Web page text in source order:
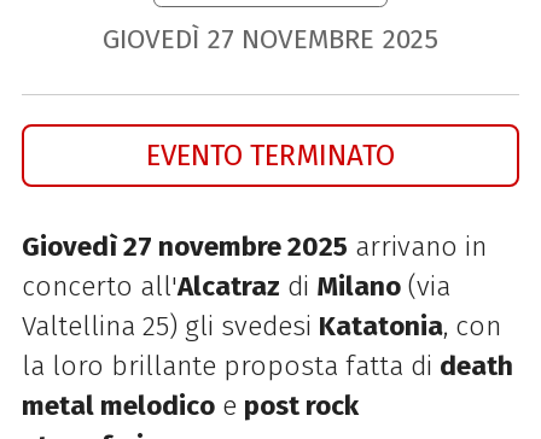
GIOVEDÌ 27 NOVEMBRE 2025
EVENTO TERMINATO
Giovedì 27 novembre 2025 arrivano in
concerto all'Alcatraz di Milano(via
Valtellina 25) gli svedesi Katatonia, con
la loro brillante proposta fatta di death
metal melodicoe post rock